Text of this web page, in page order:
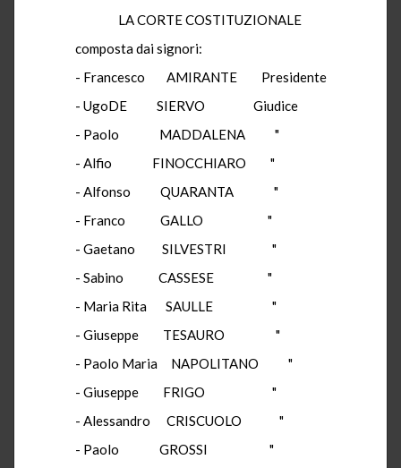
LA CORTE COSTITUZIONALE
composta dai signori:
- Francesco AMIRANTE Presidente
- UgoDE SIERVO Giudice
- Paolo MADDALENA "
- Alfio FINOCCHIARO "
- Alfonso QUARANTA "
- Franco GALLO "
- Gaetano SILVESTRI "
- Sabino CASSESE "
- Maria Rita SAULLE "
- Giuseppe TESAURO "
- Paolo Maria NAPOLITANO "
- Giuseppe FRIGO "
- Alessandro CRISCUOLO "
- Paolo GROSSI "